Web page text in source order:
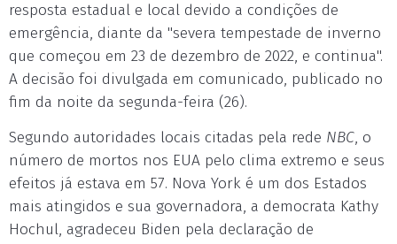
resposta estadual e local devido a condições de
emergência, diante da "severa tempestade de inverno
que começou em 23 de dezembro de 2022, e continua".
A decisão foi divulgada em comunicado, publicado no
fim da noite da segunda-feira (26).
Segundo autoridades locais citadas pela rede NBC, o
número de mortos nos EUA pelo clima extremo e seus
efeitos já estava em 57. Nova York é um dos Estados
mais atingidos e sua governadora, a democrata Kathy
Hochul, agradeceu Biden pela declaração de